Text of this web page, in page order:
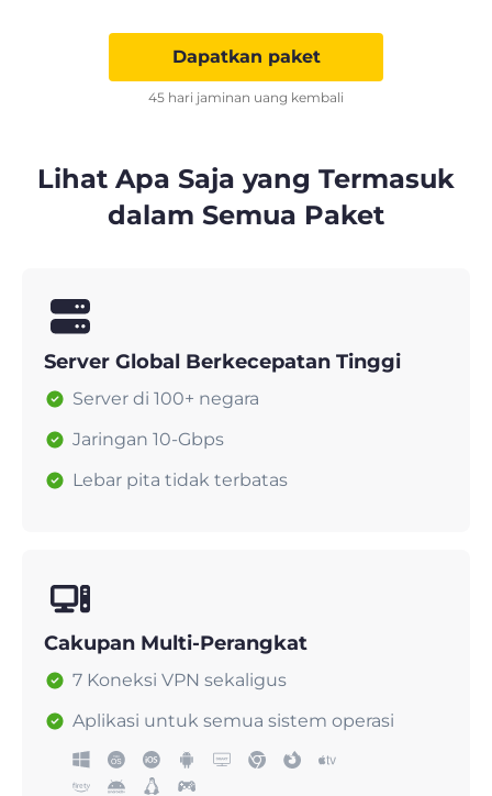
Dapatkan paket
45 hari jaminan uang kembali
Lihat Apa Saja yang Termasuk
dalam Semua Paket
Server Global Berkecepatan Tinggi
Server di 100+ negara
Jaringan 10-Gbps
Lebar pita tidak terbatas
Cakupan Multi-Perangkat
7 Koneksi VPN sekaligus
Aplikasi untuk semua sistem operasi